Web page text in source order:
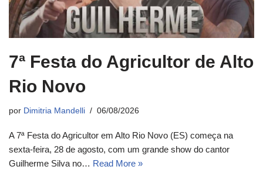
7ª Festa do Agricultor de Alto
Rio Novo
por Dimitria Mandelli 06/08/2026
A 7ª Festa do Agricultor em Alto Rio Novo (ES) começa na
sexta-feira, 28 de agosto, com um grande show do cantor
Guilherme Silva no… Read More »